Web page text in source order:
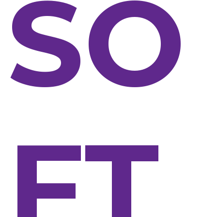
SO
FT